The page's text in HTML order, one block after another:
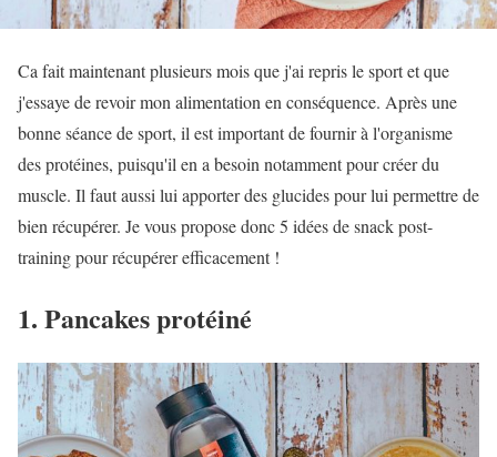
Ca fait maintenant plusieurs mois que j'ai repris le sport et que
j'essaye de revoir mon alimentation en conséquence. Après une
bonne séance de sport, il est important de fournir à l'organisme
des protéines, puisqu'il en a besoin notamment pour créer du
muscle. Il faut aussi lui apporter des glucides pour lui permettre de
bien récupérer. Je vous propose donc 5 idées de snack post-
training pour récupérer efficacement !
1. Pancakes protéiné